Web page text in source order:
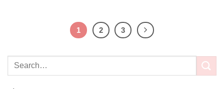
1 2 3